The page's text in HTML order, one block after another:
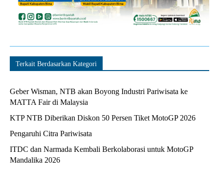
Terkait Berdasarkan Kategori
Geber Wisman, NTB akan Boyong Industri Pariwisata ke
MATTA Fair di Malaysia
KTP NTB Diberikan Diskon 50 Persen Tiket MotoGP 2026
Pengaruhi Citra Pariwisata
ITDC dan Narmada Kembali Berkolaborasi untuk MotoGP
Mandalika 2026